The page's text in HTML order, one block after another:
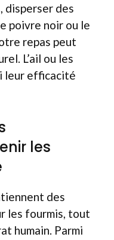
disperser des
poivre noir ou le
repas peut
L’ail ou les
leur efficacité
les
des
les fourmis, tout
humain. Parmi